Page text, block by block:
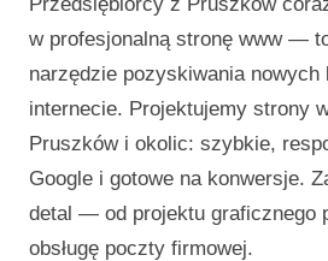
w profesjonalną stronę www —
narzędzie pozyskiwania nowych
internecie. Projektujemy strony
Pruszków i okolic: szybkie,
Google i gotowe na konwersje.
detal — od projektu graficznego
obsługę poczty firmowej.